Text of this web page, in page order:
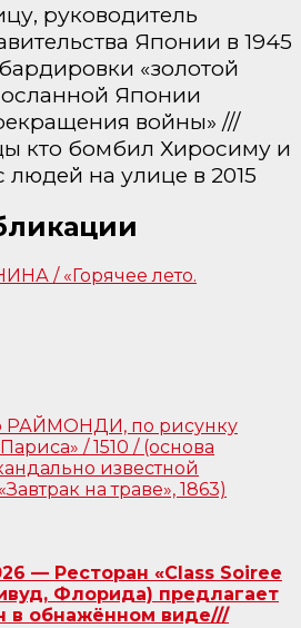
руководитель
Японии в 1945
«золотой
Японии
войны» ///
кто бомбил Хиросиму и
на улице в 2015
— Ресторан «Class Soiree
Флорида) предлагает
в обнажённом виде///